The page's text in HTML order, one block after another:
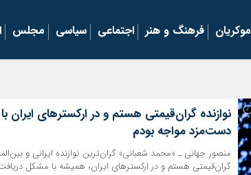
موکریان فرهنگ و هنر اجتماعی سیاسی مجلس
نوازنده گران‌قیمتی هستم و در ارکسترهای ایران
دست‌مزد مواجه بودم
منصور جهانی ـ «محمد شعبانی» گران‌ترین نوازنده ایرانی و
گران‌قیمتی هستم و در ارکسترهای ایران، همیشه با مشکل